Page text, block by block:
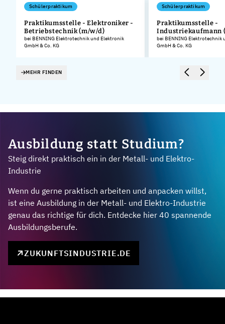
Schülerpraktikum
Praktikumsstelle - Elektroniker -
Betriebstechnik (m/w/d)
bei BENNING Elektrotechnik und Elektronik
GmbH & Co. KG
Schülerpraktikum
Praktikumsstelle -
Industriekaufmann
bei BENNING Elektrotechnik
GmbH & Co. KG
MEHR FINDEN
Ausbildung statt Studium?
Steig direkt praktisch ein in der Metall- und Elektro-
Industrie
Wenn du gerne praktisch arbeiten und anpacken willst,
ist eine Ausbildung in der Metall- und Elektro-Industrie
genau das richtige für dich. Entdecke hier 40 spannende
Ausbildungsberufe.
ZUKUNFTSINDUSTRIE.DE